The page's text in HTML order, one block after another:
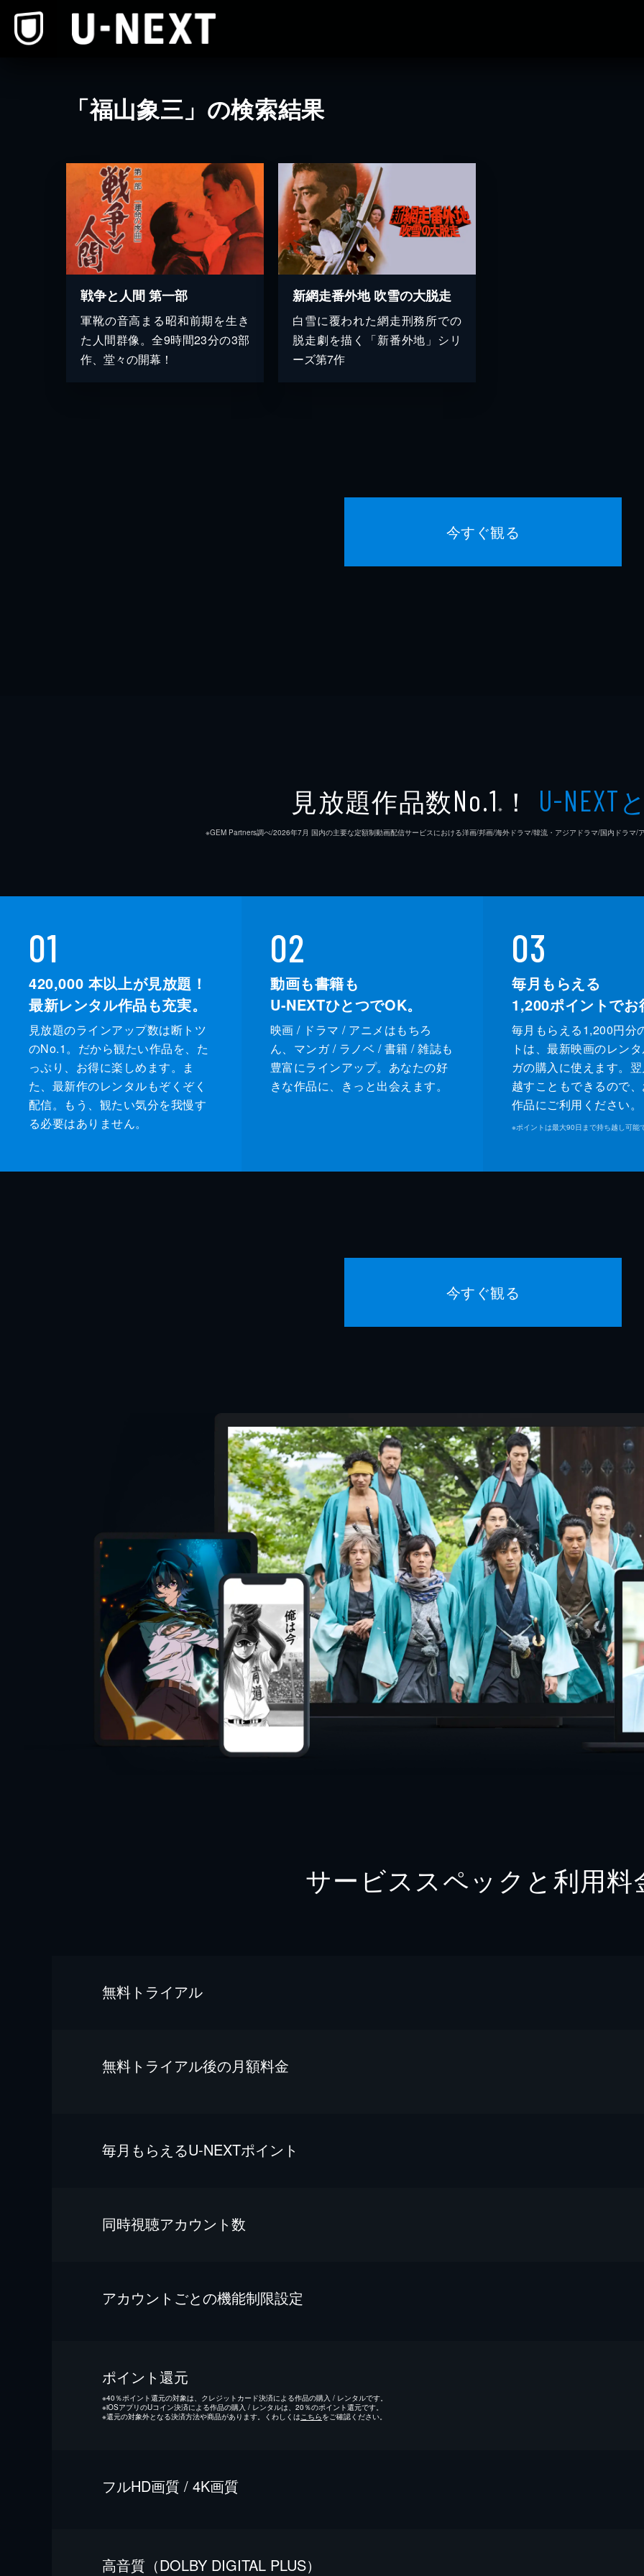
「福山象三」の検索結果
戦争と人間 第一部
軍靴の音高まる昭和前期を生き
た人間群像。全9時間23分の3部
作、堂々の開幕！
新網走番外地 吹雪の大脱走
白雪に覆われた網走刑務所での
脱走劇を描く「新番外地」シリ
ーズ第7作
今すぐ観る
見放題作品数No.1 ※ ！ U-NEXT
※GEM Partners調べ/2026年7⽉ 国内の主要な定額制動画配信サービスにおける洋画/邦画/海外ドラマ/韓流・アジアドラマ/国内ドラマ/
01
420,000 本以上が見放題！
最新レンタル作品も充実。
見放題のラインアップ数は断トツ
のNo.1。だから観たい作品を、た
っぷり、お得に楽しめます。ま
た、最新作のレンタルもぞくぞく
配信。もう、観たい気分を我慢す
る必要はありません。
02
動画も書籍も
U-NEXTひとつでOK。
映画 / ドラマ / アニメはもちろ
ん、マンガ / ラノベ / 書籍 / 雑誌も
豊富にラインアップ。あなたの好
きな作品に、きっと出会えます。
03
毎月もらえる
1,200ポイントでお
毎月もらえる1,200円分
トは、最新映画のレン
ガの購入に使えます。
越すこともできるので
作品にご利用ください。
※ポイントは最大90日まで持ち越し可能
今すぐ観る
サービススペックと利用料
無料トライアル
無料トライアル後の⽉額料金
毎⽉もらえるU-NEXTポイント
同時視聴アカウント数
アカウントごとの機能制限設定
ポイント還元
※40％ポイント還元の対象は、クレジットカード決済による作品の購入 / レンタルです。
※iOSアプリのUコイン決済による作品の購入 / レンタルは、20％のポイント還元です。
※還元の対象外となる決済方法や商品があります。くわしくは こちらをご確認ください。
フルHD画質 / 4K画質
⾼⾳質（DOLBY DIGITAL PLUS）